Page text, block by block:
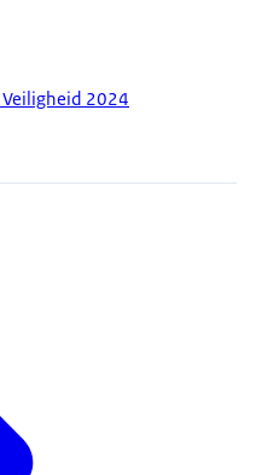
2024